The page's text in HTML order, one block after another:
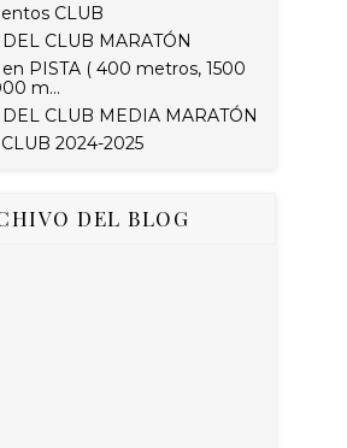
CLUB
CLUB MARATÓN
PISTA ( 400 metros, 1500
m...
CLUB MEDIA MARATÓN
2024-2025
DEL BLOG